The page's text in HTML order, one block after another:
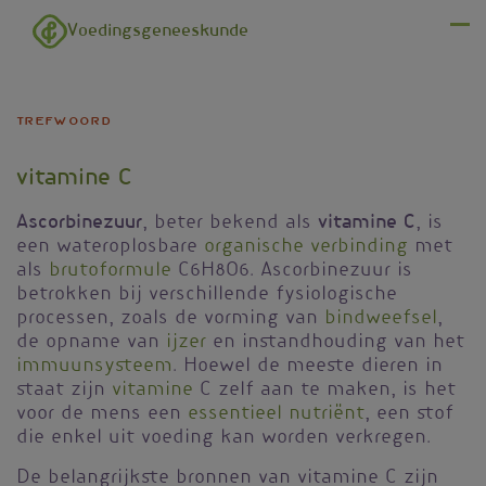
Overslaan en naar de inhoud gaan
Voedingsgeneeskunde
trefwoord
vitamine C
Ascorbinezuur, beter bekend als vitamine C, is
een wateroplosbare organische verbinding met
als
brutoformule C6 H 8O6. Ascorbinezuur is
betrokken bij verschillende fysiologische
processen, zoals de vorming van
bindweefsel ,
de opname van
ijzer en instandhouding van het
immuunsysteem. Hoewel de meeste dieren in
staat zijn vitamine C zelf aan te maken, is het
voor de mens een essentieel nutriënt, een stof
die enkel uit voeding kan worden verkregen.
De belangrijkste bronnen van vitamine C zijn